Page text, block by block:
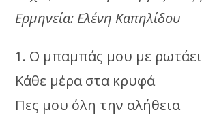
Ερμηνεία: Ελένη Καπηλίδου
1. Ο μπαμπάς μου με ρωτάει
Κάθε μέρα στα κρυφά
Πες μου όλη την αλήθεια